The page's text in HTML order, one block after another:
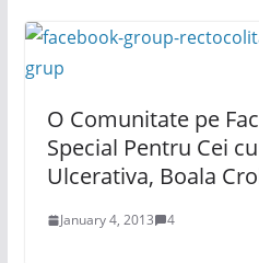
O Comunitate pe
Special Pentru Cei
Ulcerativa, Boala
January 4, 2013 4